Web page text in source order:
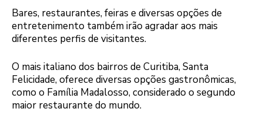
Bares, restaurantes, feiras e diversas opções de
entretenimento também irão agradar aos mais
diferentes perfis de visitantes.
O mais italiano dos bairros de Curitiba, Santa
Felicidade, oferece diversas opções gastronômicas,
como o Família Madalosso, considerado o segundo
maior restaurante do mundo.